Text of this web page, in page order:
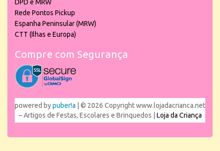
DPD e MRW
Rede Pontos Pickup
Espanha Peninsular (MRW)
CTT (Ilhas e Europa)
Compre com Segurança
powered bypuber!a | © 2026 Copyright www.lojadacrianca.net
– Artigos de Festas, Escolares e Brinquedos | Loja da Criança